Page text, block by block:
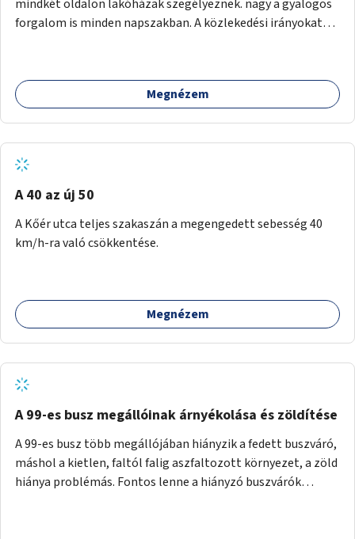
mindkét oldalon lakóházak szegélyeznek. nagy a gyalogos
forgalom is minden napszakban. A közlekedési irányokat
szintű növényzettel, öntözőrendszerrel, esetleg
valamilyen vizes attrakcióval ami végfut mind az 500m-en.
Megnézem
A 40 az új 50
A Kőér utca teljes szakaszán a megengedett sebesség 40
km/h-ra való csökkentése.
Megnézem
A 99-es busz megállóinak árnyékolása és zöldítése
A 99-es busz több megállójában hiányzik a fedett buszváró,
máshol a kietlen, faltól falig aszfaltozott környezet, a zöld
hiánya problémás. Fontos lenne a hiányzó buszvárók